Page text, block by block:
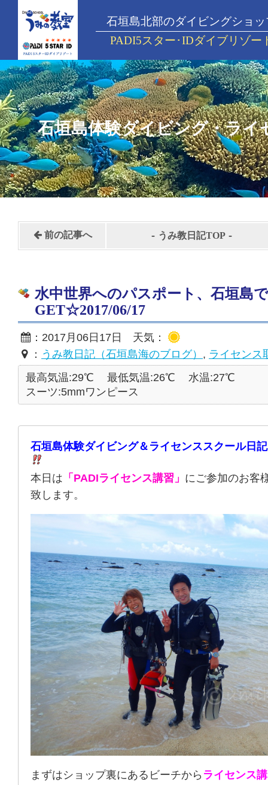
石垣島北部のダイビングショッ
PADI5スター･IDダイブリゾー
石垣島体験ダイビング・ライ
前の記事へ - うみ教日記TOP -
水中世界へのパスポート、石垣島
GET☆2017/06/17
：2017月06日17日 天気：
： うみ教日記（石垣島海のブログ） , ライセンス
最高気温:29℃
最低気温:26℃
水温:27℃
スーツ:5mmワンピース
石垣島体験ダイビング＆ライセンススクール日記
本日は 「PADIライセンス講習」 にご参加のお客
致します。
まずはショップ裏にあるビーチから ライセンス